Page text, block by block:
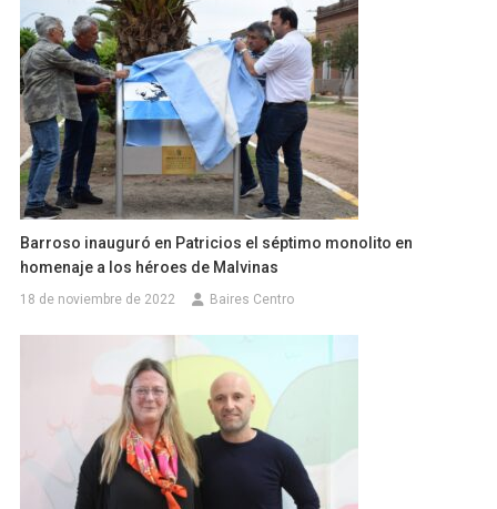
Barroso inauguró en Patricios el séptimo monolito en
homenaje a los héroes de Malvinas
18 de noviembre de 2022 Baires Centro